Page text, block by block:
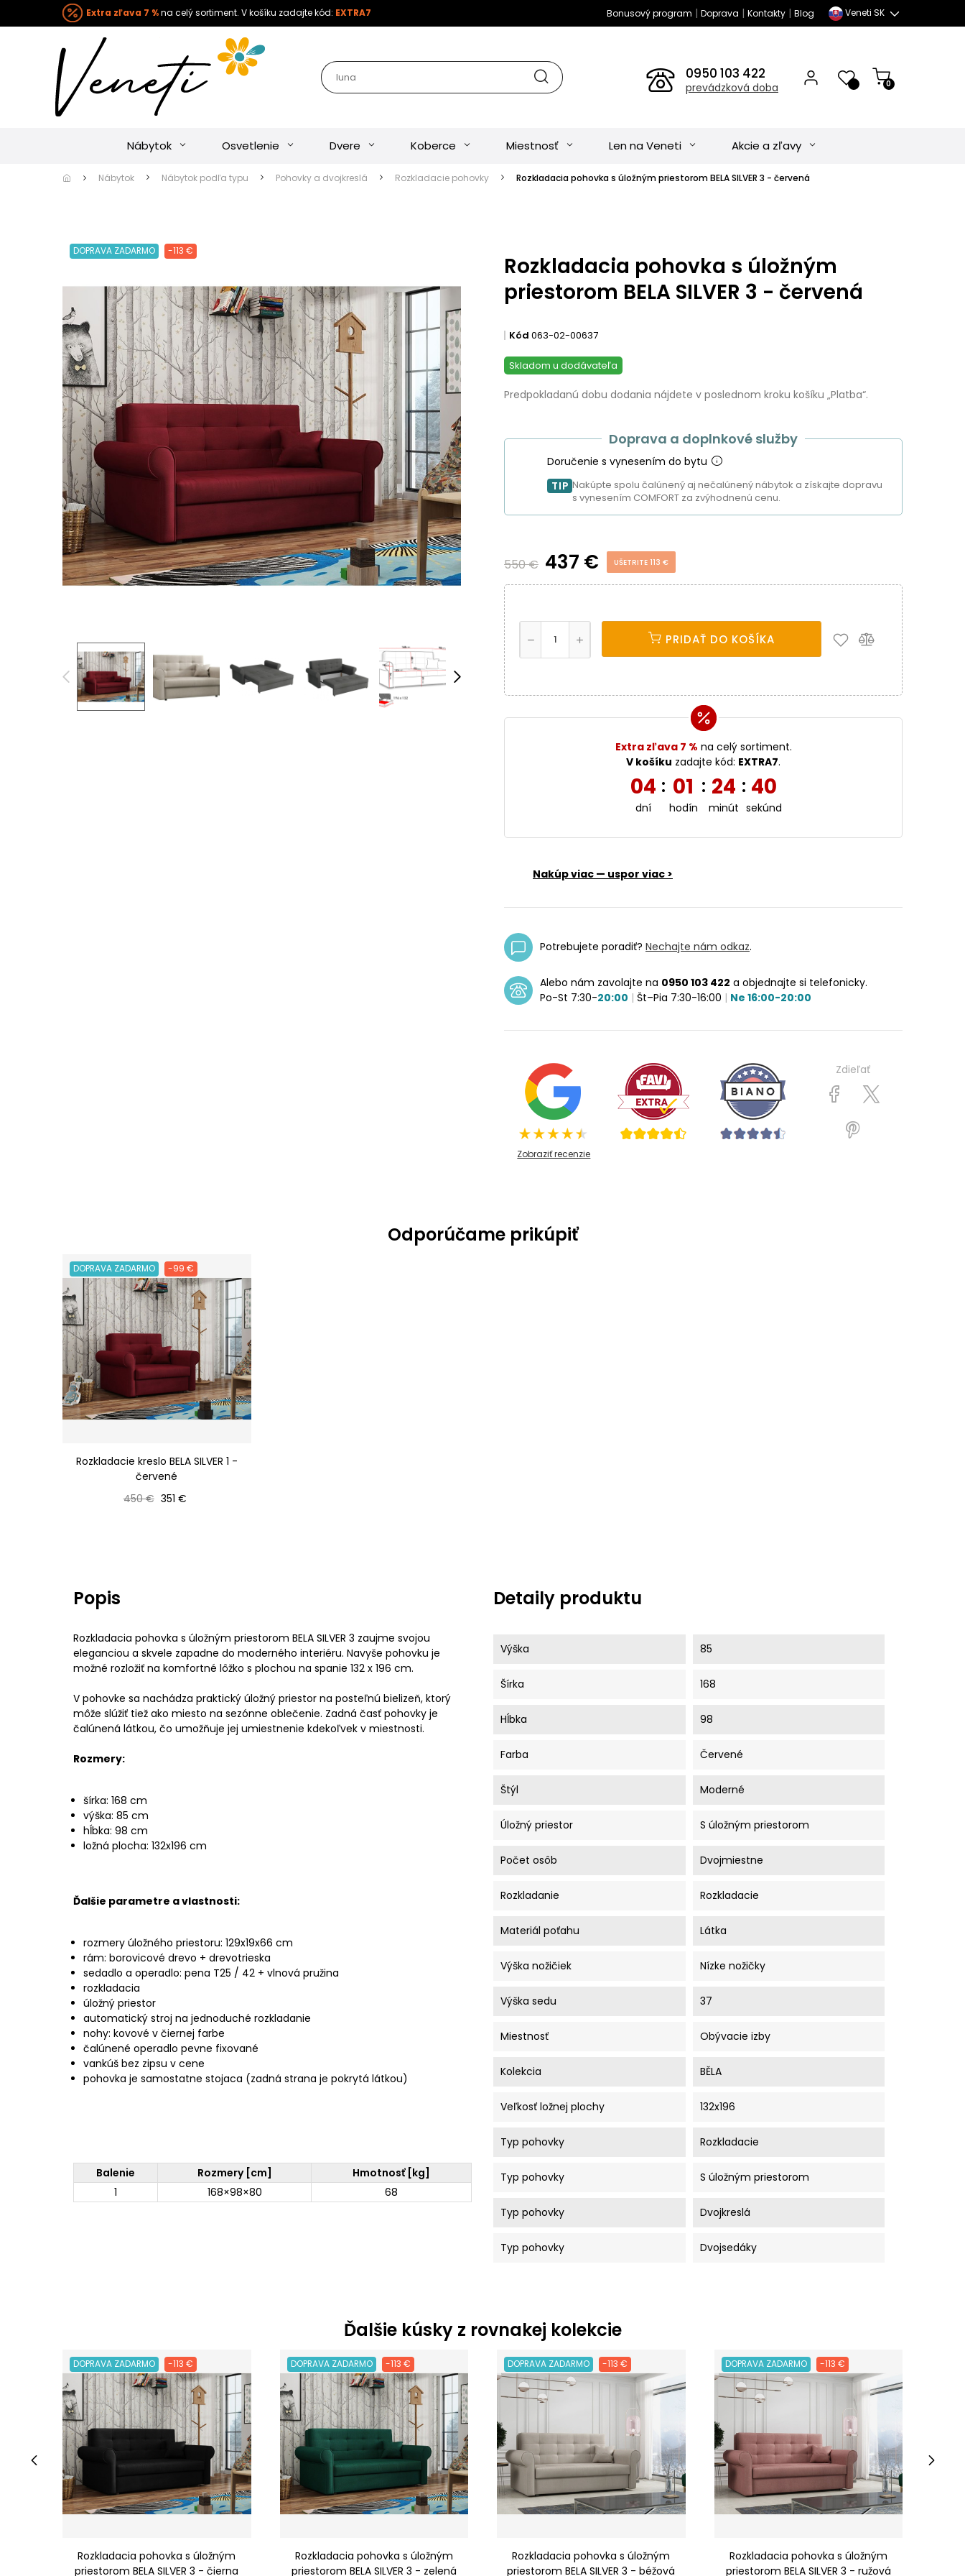
Extra zľava 7 %na celý sortiment. V košíku zadajte kód: EXTRA7 Bonusový program | Doprava | Kontakty| Blog Veneti SK
0950 103 422
prevádzková doba 0
Nábytok Osvetlenie Dvere Koberce Miestnosť Len na Veneti Akcie a zľavy
Nábytok Nábytok podľa typu Pohovky a dvojkreslá Rozkladacie pohovky Rozkladacia pohovka s úložným priestorom BELA SILVER 3 - červená
DOPRAVA ZADARMO -113 €
Rozkladacia pohovka s úložným
priestorom BELA SILVER 3 - červená
Kód 063-02-00637
Skladom u dodávateľa
Predpokladanú dobu dodania nájdete v poslednom kroku košíku „Platba“.
Doprava a doplnkové služby
Doručenie s vynesením do bytu
TIP Nakúpte spolu čalúnený aj nečalúnený nábytok a získajte dopravu
s vynesením COMFORT za zvýhodnenú cenu.
550 € 437 € UŠETRITE 113 €
PRIDAŤ DO KOŠÍKA
Extra zľava 7 % na celý sortiment.
V košíku zadajte kód: EXTRA7.
04
dní
: 01
hodín
: 24
minút
: 39
sekúnd
Nakúp viac — uspor viac >
Potrebujete poradiť? Nechajte nám odkaz.
Alebo nám zavolajte na 0950 103 422 a objednajte si telefonicky.
Po-St 7:30-20:00 | Št–Pia 7:30-16:00 | Ne 16:00-20:00
Zobraziť recenzie
Zdieľať
Odporúčame prikúpiť
DOPRAVA ZADARMO -99 €
Rozkladacie kreslo BELA SILVER 1 -
červené
Bežná cena
450 € Cena
351 €
Popis
Rozkladacia pohovka s úložným priestorom BELA SILVER 3 zaujme svojou
eleganciou a skvele zapadne do moderného interiéru. Navyše pohovku je
možné rozložiť na komfortné lôžko s plochou na spanie 132 x 196 cm.
V pohovke sa nachádza praktický úložný priestor na posteľnú bielizeň, ktorý
môže slúžiť tiež ako miesto na sezónne oblečenie. Zadná časť pohovky je
čalúnená látkou, čo umožňuje jej umiestnenie kdekoľvek v miestnosti.
Rozmery:
šírka: 168 cm
výška: 85 cm
hĺbka: 98 cm
ložná plocha: 132x196 cm
Ďalšie parametre a vlastnosti:
rozmery úložného priestoru: 129x19x66 cm
rám: borovicové drevo + drevotrieska
sedadlo a operadlo: pena T25 / 42 + vlnová pružina
rozkladacia
úložný priestor
automatický stroj na jednoduché rozkladanie
nohy: kovové v čiernej farbe
čalúnené operadlo pevne fixované
vankúš bez zipsu v cene
pohovka je samostatne stojaca (zadná strana je pokrytá látkou)
Balenie Rozmery [cm]
Hmotnosť [kg]
1
168×98×80 68
Detaily produktu
Výška 85
Šírka 168
Hĺbka 98
Farba Červené
Štýl Moderné
Úložný priestor S úložným priestorom
Počet osôb Dvojmiestne
Rozkladanie Rozkladacie
Materiál poťahu Látka
Výška nožičiek Nízke nožičky
Výška sedu 37
Miestnosť Obývacie izby
Kolekcia BĚLA
Veľkosť ložnej plochy 132x196
Typ pohovky Rozkladacie
Typ pohovky S úložným priestorom
Typ pohovky Dvojkreslá
Typ pohovky Dvojsedáky
Ďalšie kúsky z rovnakej kolekcie
DOPRAVA ZADARMO -113 €
Rozkladacia pohovka s úložným
priestorom BELA SILVER 3 - čierna
DOPRAVA ZADARMO -113 €
Rozkladacia pohovka s úložným
priestorom BELA SILVER 3 - zelená
DOPRAVA ZADARMO -113 €
Rozkladacia pohovka s úložným
priestorom BELA SILVER 3 - béžová
DOPRAVA ZADARMO -113 €
Rozkladacia pohovka s úložným
priestorom BELA SILVER 3 - ružová